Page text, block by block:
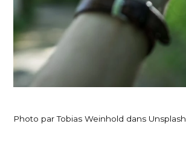
Photo par Tobias Weinhold dans Unsplash